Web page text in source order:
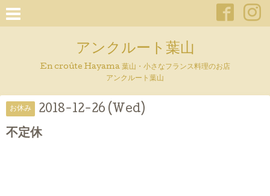
アンクルート葉山
En croûte Hayama 葉山・小さなフランス料理のお店
アンクルート葉山
お休み 2018-12-26 (Wed)
不定休